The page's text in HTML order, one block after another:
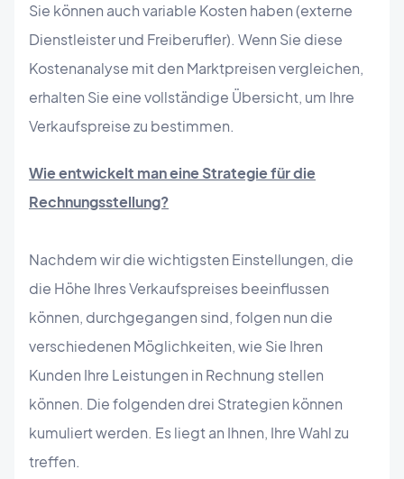
Sie können auch variable Kosten haben (externe
Dienstleister und Freiberufler). Wenn Sie diese
Kostenanalyse mit den Marktpreisen vergleichen,
erhalten Sie eine vollständige Übersicht, um Ihre
Verkaufspreise zu bestimmen.
Wie entwickelt man eine Strategie für die
Rechnungsstellung?
Nachdem wir die wichtigsten Einstellungen, die
die Höhe Ihres Verkaufspreises beeinflussen
können, durchgegangen sind, folgen nun die
verschiedenen Möglichkeiten, wie Sie Ihren
Kunden Ihre Leistungen in Rechnung stellen
können. Die folgenden drei Strategien können
kumuliert werden. Es liegt an Ihnen, Ihre Wahl zu
treffen.